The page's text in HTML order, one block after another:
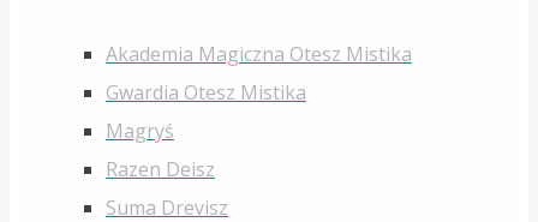
Akademia Magiczna Otesz Mistika
Gwardia Otesz Mistika
Magryś
Razen Deisz
Suma Drevisz